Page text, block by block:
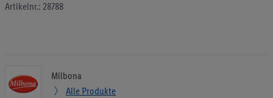
Artikelnr.: 28788
Milbona
Alle Produkte